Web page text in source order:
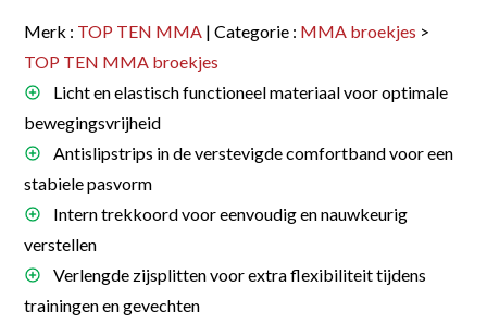
Merk : TOP TEN MMA | Categorie : MMA broekjes >
TOP TEN MMA broekjes
Licht en elastisch functioneel materiaal voor optimale
bewegingsvrijheid
Antislipstrips in de verstevigde comfortband voor een
stabiele pasvorm
Intern trekkoord voor eenvoudig en nauwkeurig
verstellen
Verlengde zijsplitten voor extra flexibiliteit tijdens
trainingen en gevechten